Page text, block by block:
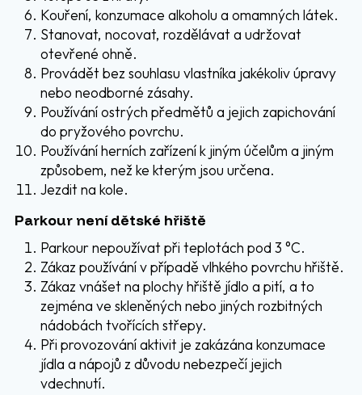
Kouření, konzumace alkoholu a omamných látek.
Stanovat, nocovat, rozdělávat a udržovat
otevřené ohně.
Provádět bez souhlasu vlastníka jakékoliv úpravy
nebo neodborné zásahy.
Používání ostrých předmětů a jejich zapichování
do pryžového povrchu.
Používání herních zařízení k jiným účelům a jiným
způsobem, než ke kterým jsou určena.
Jezdit na kole.
Parkour není dětské hřiště
Parkour nepoužívat při teplotách pod 3 °C.
Zákaz používání v případě vlhkého povrchu hřiště.
Zákaz vnášet na plochy hřiště jídlo a pití, a to
zejména ve skleněných nebo jiných rozbitných
nádobách tvořících střepy.
Při provozování aktivit je zakázána konzumace
jídla a nápojů z důvodu nebezpečí jejich
vdechnutí.